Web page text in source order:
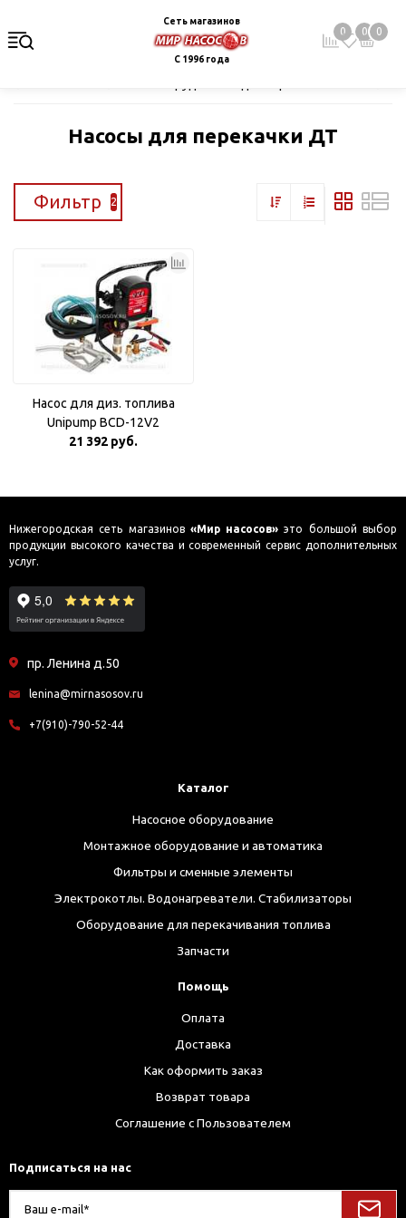
Сеть магазинов
С 1996 года
0 0 0
Насосы для перекачки ДТ
Фильтр 2
Насос для диз. топлива
Unipump BCD-12V2
21 392 руб.
Нижегородская сеть магазинов «Мир насосов» это большой выбор
продукции высокого качества и современный сервис дополнительных
услуг.
пр. Ленина д.50
lenina@mirnasosov.ru
+7(910)-790-52-44
Каталог
Насосное оборудование
Монтажное оборудование и автоматика
Фильтры и сменные элементы
Электрокотлы. Водонагреватели. Стабилизаторы
Оборудование для перекачивания топлива
Запчасти
Помощь
Оплата
Доставка
Как оформить заказ
Возврат товара
Соглашение с Пользователем
Подписаться на нас